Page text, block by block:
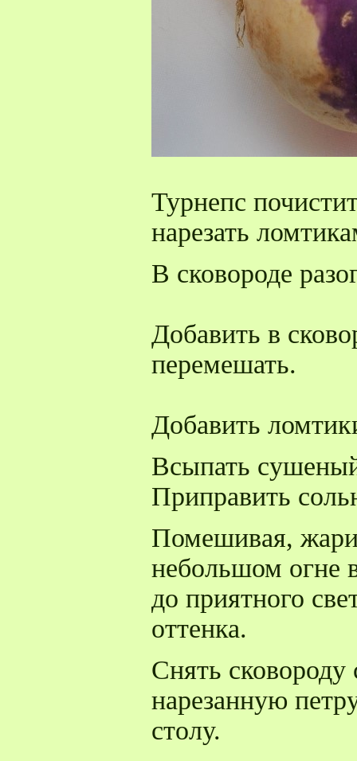
Турнепс
нарезать
В сковороде
Добавить в
перемешать.
Добавить
Всыпать
Приправить
Помешивая,
небольшом огне
до приятного
оттенка.
Снять сковороду
нарезанную
столу.